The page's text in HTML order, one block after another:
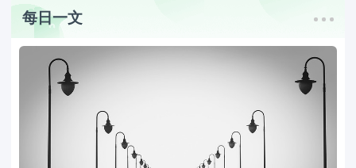
每日一文